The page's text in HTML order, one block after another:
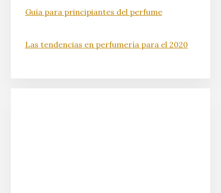
Guía para principiantes del perfume
Las tendencias en perfumería para el 2020